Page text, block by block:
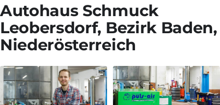
Autohaus Schmuck
Leobersdorf, Bezirk Baden,
Niederösterreich